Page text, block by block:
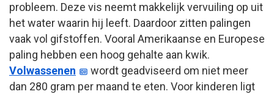
probleem. Deze vis neemt makkelijk vervuiling op uit
het water waarin hij leeft. Daardoor zitten palingen
vaak vol gifstoffen. Vooral Amerikaanse en Europese
paling hebben een hoog gehalte aan kwik.
Volwassenen
wordt geadviseerd om niet meer
dan 280 gram per maand te eten. Voor kinderen ligt